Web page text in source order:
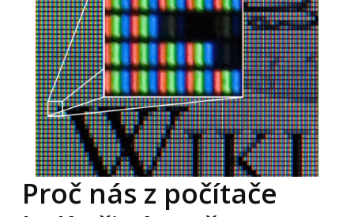
Proč nás z počítače